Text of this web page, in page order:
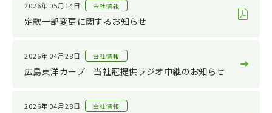
その他
2021
2026年05月14日 会社情報
定款一部変更に関するお知らせ
2026年04月28日 会社情報
広島東洋カープ 当社冠提供ラジオ中継のお知らせ
2026年04月28日 会社情報